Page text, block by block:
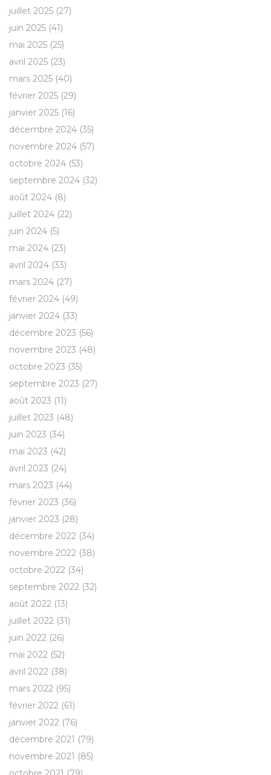
juillet 2025 (27)
juin 2025 (41)
mai 2025 (25)
avril 2025 (23)
mars 2025 (40)
février 2025 (29)
janvier 2025 (16)
décembre 2024 (35)
novembre 2024 (57)
octobre 2024 (53)
septembre 2024 (32)
août 2024 (8)
juillet 2024 (22)
juin 2024 (5)
mai 2024 (23)
avril 2024 (33)
mars 2024 (27)
février 2024 (49)
janvier 2024 (33)
décembre 2023 (56)
novembre 2023 (48)
octobre 2023 (35)
septembre 2023 (27)
août 2023 (11)
juillet 2023 (48)
juin 2023 (34)
mai 2023 (42)
avril 2023 (24)
mars 2023 (44)
février 2023 (36)
janvier 2023 (28)
décembre 2022 (34)
novembre 2022 (38)
octobre 2022 (34)
septembre 2022 (32)
août 2022 (13)
juillet 2022 (31)
juin 2022 (26)
mai 2022 (52)
avril 2022 (38)
mars 2022 (95)
février 2022 (61)
janvier 2022 (76)
décembre 2021 (79)
novembre 2021 (85)